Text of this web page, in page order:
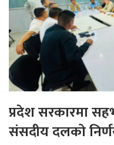
प्रदेश सरकारमा
संसदीय दलको